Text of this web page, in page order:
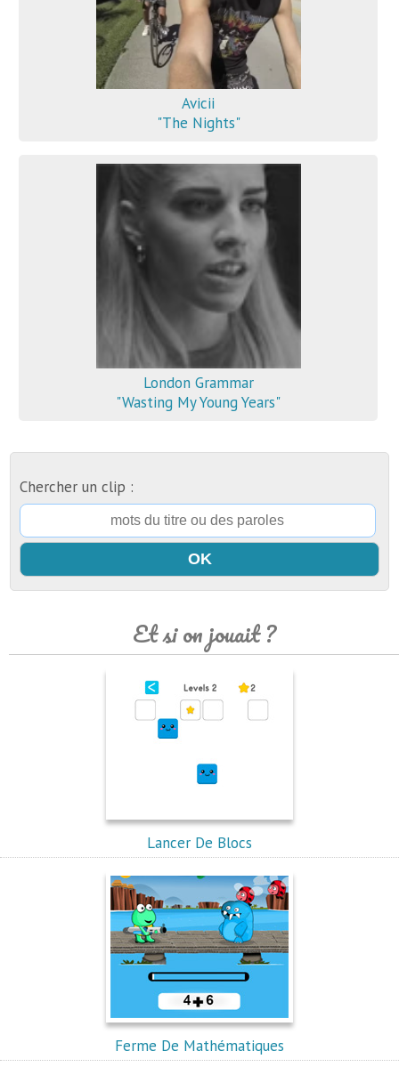
Avicii
"The Nights"
London Grammar
"Wasting My Young Years"
Chercher un clip :
Et si on jouait ?
Lancer De Blocs
Ferme De Mathématiques